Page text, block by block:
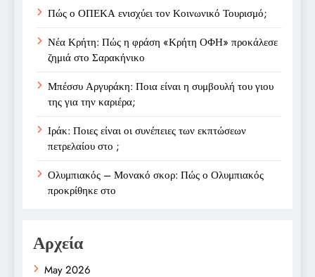
Πώς ο ΟΠΕΚΑ ενισχύει τον Κοινωνικό Τουρισμό;
Νέα Κρήτη: Πώς η φράση «Κρήτη ΟΦΗ» προκάλεσε
ζημιά στο Σαρακήνικο
Μπέσσυ Αργυράκη: Ποια είναι η συμβουλή του γιου
της για την καριέρα;
Ιράκ: Ποιες είναι οι συνέπειες των εκπτώσεων
πετρελαίου στο ;
Ολυμπιακός – Μονακό σκορ: Πώς ο Ολυμπιακός
προκρίθηκε στο
Αρχεία
May 2026